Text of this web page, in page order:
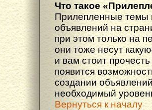
Что такое
Прилепленные темы
объявлений на
при этом только на
они тоже несут
и вам стоит
появится
создании
необходимый
Вернуться к началу